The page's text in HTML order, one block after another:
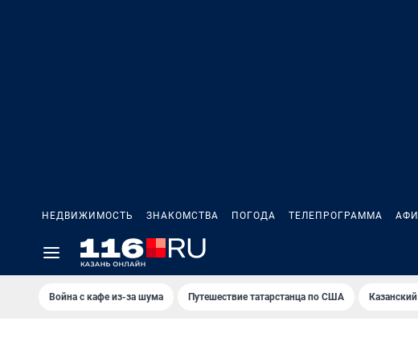
НЕДВИЖИМОСТЬ ЗНАКОМСТВА ПОГОДА ТЕЛЕПРОГРАММА
Война с кафе из-за шума Путешествие татарстанца по США